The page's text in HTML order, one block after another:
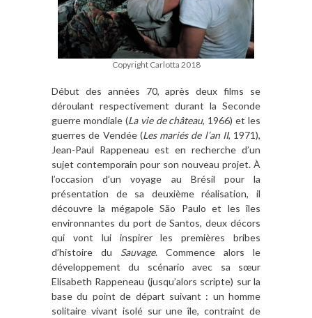
Copyright Carlotta 2018
Début des années 70, après deux films se
déroulant respectivement durant la Seconde
guerre mondiale (La vie de château, 1966) et les
guerres de Vendée (Les mariés de l’an II, 1971),
Jean-Paul Rappeneau est en recherche d’un
sujet contemporain pour son nouveau projet. À
l’occasion d’un voyage au Brésil pour la
présentation de sa deuxième réalisation, il
découvre la mégapole São Paulo et les îles
environnantes du port de Santos, deux décors
qui vont lui inspirer les premières bribes
d’histoire du Sauvage. Commence alors le
développement du scénario avec sa sœur
Elisabeth Rappeneau (jusqu’alors scripte) sur la
base du point de départ suivant : un homme
solitaire vivant isolé sur une île, contraint de